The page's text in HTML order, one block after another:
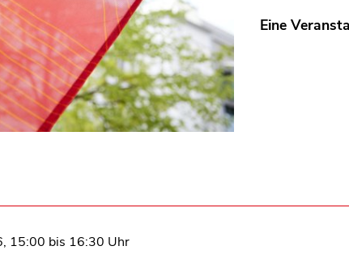
Eine
15:00 bis 16:30 Uhr